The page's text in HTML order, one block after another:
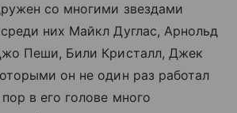
со многими звездами
них Майкл Дуглас, Арнольд
Пеши, Били Кристалл, Джек
он не один раз работал
в его голове много